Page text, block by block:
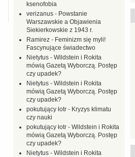
ksenofobia
verizanus - Powstanie
Warszawskie a Objawienia
Siekierkowskie z 1943 r.
Ramirez - Feminizm się myli!
Fascynujące świadectwo
Nietytus - Wildstein i Rokita
mówią Gazetą Wyborczą. Postęp
czy upadek?
Nietytus - Wildstein i Rokita
mówią Gazetą Wyborczą. Postęp
czy upadek?
pokutujący łotr - Kryzys klimatu
czy nauki
pokutujący łotr - Wildstein i Rokita
mówią Gazetą Wyborczą. Postęp
czy upadek?
Nietytus - Wildstein i Rokita